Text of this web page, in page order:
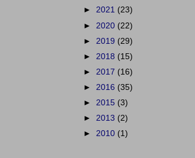
► 2021 (23)
► 2020 (22)
► 2019 (29)
► 2018 (15)
► 2017 (16)
► 2016 (35)
► 2015 (3)
► 2013 (2)
► 2010 (1)